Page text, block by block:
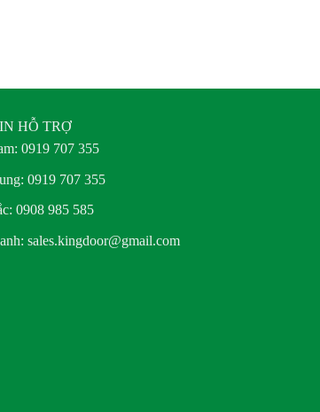
HỖ TRỢ
0919 707 355
0919 707 355
0908 985 585
sales.kingdoor@gmail.com